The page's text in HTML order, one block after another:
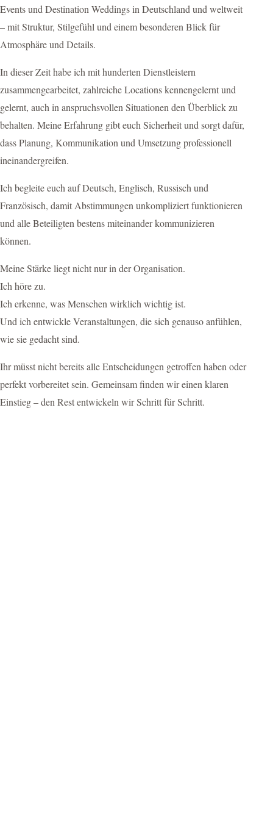
Events und Destination Weddings in Deutschland und weltweit
– mit Struktur, Stilgefühl und einem besonderen Blick für
Atmosphäre und Details.
In dieser Zeit habe ich mit hunderten Dienstleistern
zusammengearbeitet, zahlreiche Locations kennengelernt und
gelernt, auch in anspruchsvollen Situationen den Überblick zu
behalten. Meine Erfahrung gibt euch Sicherheit und sorgt dafür,
dass Planung, Kommunikation und Umsetzung professionell
ineinandergreifen.
Ich begleite euch auf Deutsch, Englisch, Russisch und
Französisch, damit Abstimmungen unkompliziert funktionieren
und alle Beteiligten bestens miteinander kommunizieren
können.
Meine Stärke liegt nicht nur in der Organisation.
Ich höre zu.
Ich erkenne, was Menschen wirklich wichtig ist.
Und ich entwickle Veranstaltungen, die sich genauso anfühlen,
wie sie gedacht sind.
Ihr müsst nicht bereits alle Entscheidungen getroffen haben oder
perfekt vorbereitet sein. Gemeinsam finden wir einen klaren
Einstieg – den Rest entwickeln wir Schritt für Schritt.